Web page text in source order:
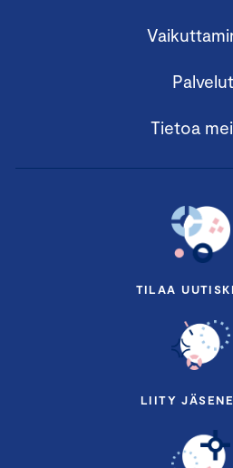
Palvelut
Tietoa
TILAA
LIITY